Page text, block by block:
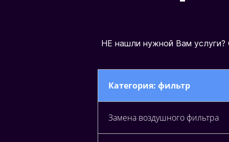
НЕ нашли нужной Вам услуги?
Категория: фильтр
Замена воздушного фильтра